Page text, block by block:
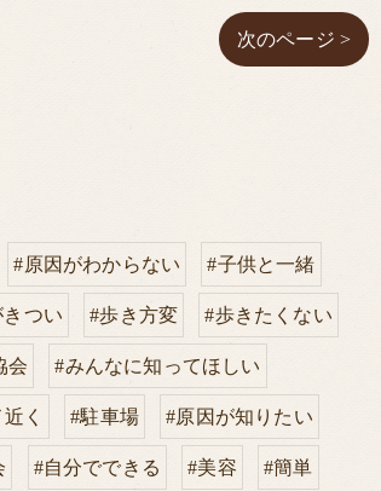
次のページ >
#原因がわからない #子供と一緒
つい #歩き方変 #歩きたくない
会 #みんなに知ってほしい
く #駐車場 #原因が知りたい
#自分でできる #美容 #簡単